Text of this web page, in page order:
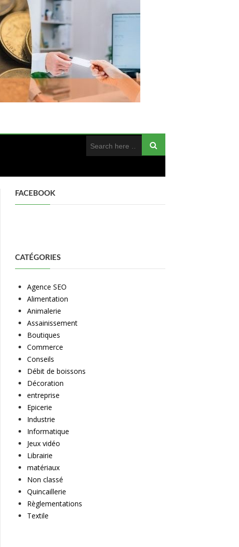
FACEBOOK
CATÉGORIES
Agence SEO
Alimentation
Animalerie
Assainissement
Boutiques
Commerce
Conseils
Débit de boissons
Décoration
entreprise
Epicerie
Industrie
Informatique
Jeux vidéo
Librairie
matériaux
Non classé
Quincaillerie
Règlementations
Textile